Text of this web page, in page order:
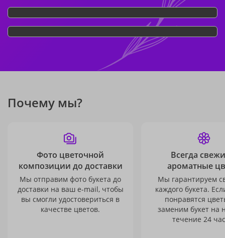
Почему мы?
Фото цветочной
композиции до доставки
Мы отправим фото букета до
доставки на ваш e-mail, чтобы
вы смогли удостовериться в
качестве цветов.
Всегда
ароматные
Мы гарантируем
каждого букета.
понравятся
заменим букет на
течение 24